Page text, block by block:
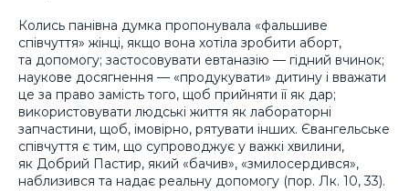
Колись панівна думка пропонувала «фальшиве
співчуття» жінці, якщо вона хотіла зробити аборт,
та допомогу; застосовувати евтаназію — гідний вчинок;
наукове досягнення — «продукувати» дитину і вважати
це за право замість того, щоб прийняти її як дар;
використовувати людські життя як лабораторні
запчастини, щоб, імовірно, рятувати інших. Євангельське
співчуття є тим, що супроводжує у важкі хвилини,
як Добрий Пастир, який «бачив», «змилосердився»,
наблизився та надає реальну допомогу (пор. Лк. 10, 33).